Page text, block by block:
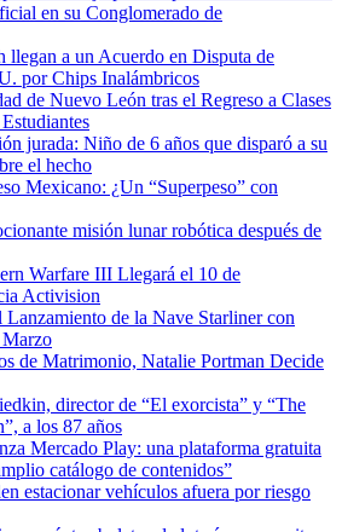
en su Conglomerado de
llegan a un Acuerdo en Disputa de
por Chips Inalámbricos
de Nuevo León tras el Regreso a Clases
jurada: Niño de 6 años que disparó a su
el hecho
Mexicano: ¿Un “Superpeso” con
misión lunar robótica después de
Warfare III Llegará el 10 de
Activision
Lanzamiento de la Nave Starliner con
Marzo
de Matrimonio, Natalie Portman Decide
director de “El exorcista” y “The
a los 87 años
Mercado Play: una plataforma gratuita
catálogo de contenidos”
estacionar vehículos afuera por riesgo